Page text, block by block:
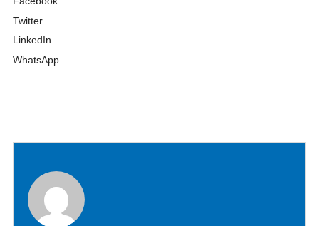
Twitter
LinkedIn
WhatsApp